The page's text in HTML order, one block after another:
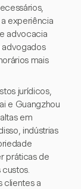
experiência
advocacia
mais
jurídicos,
e Guangzhou
em
indústrias
práticas de
clientes a